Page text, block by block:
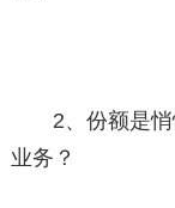
2、份额是
业务？